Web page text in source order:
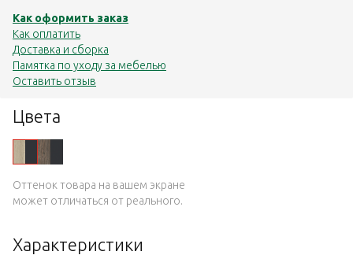
Цвета
Оттенок товара на вашем экране
может отличаться от реального.
Характеристики
Как оформить заказ
Как оплатить
Доставка и сборка
Памятка по уходу за мебелью
Оставить отзыв